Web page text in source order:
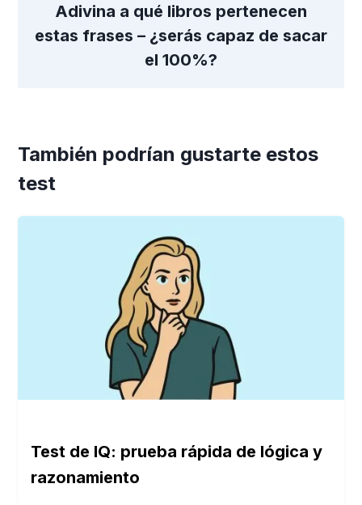
Adivina a qué libros pertenecen
estas frases – ¿serás capaz de sacar
el 100%?
También podrían gustarte estos
test
Test de IQ: prueba rápida de lógica y
razonamiento